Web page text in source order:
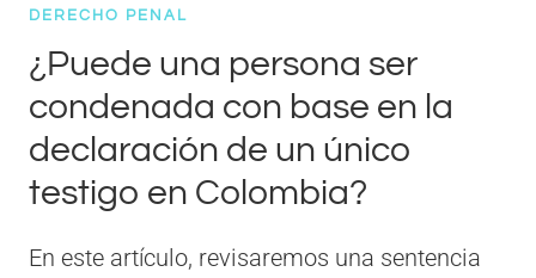
DERECHO PENAL
¿Puede una persona ser
condenada con base en la
declaración de un único
testigo en Colombia?
En este artículo, revisaremos una sentencia